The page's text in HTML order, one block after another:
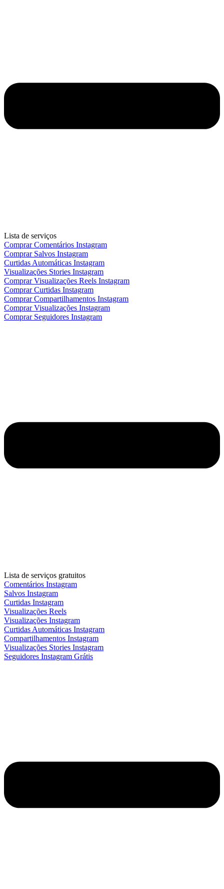
Lista de serviços
Comprar Comentários Instagram
Comprar Salvos Instagram
Curtidas Automáticas Instagram
Visualizações Stories Instagram
Comprar Visualizações Reels Instagram
Comprar Curtidas Instagram
Comprar Compartilhamentos Instagram
Comprar Visualizações Instagram
Comprar Seguidores Instagram
Lista de serviços gratuitos
Comentários Instagram
Salvos Instagram
Curtidas Instagram
Visualizações Reels
Visualizações Instagram
Curtidas Automáticas Instagram
Compartilhamentos Instagram
Visualizações Stories Instagram
Seguidores Instagram Grátis